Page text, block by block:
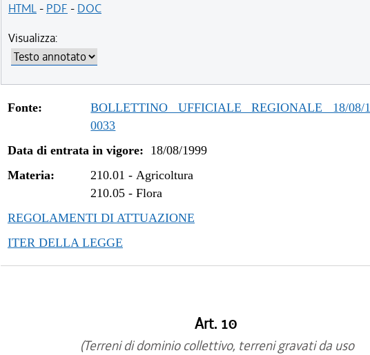
HTML- PDF - DOC
Visualizza:
Fonte:
BOLLETTINO UFFICIALE REGIONALE 18/08/
0033
Data di entrata in vigore: 18/08/1999
Materia:
210.01 -Agricoltura
210.05 -Flora
REGOLAMENTI DI ATTUAZIONE
ITER DELLA LEGGE
Art. 10
(Terreni di dominio collettivo, terreni gravati da uso